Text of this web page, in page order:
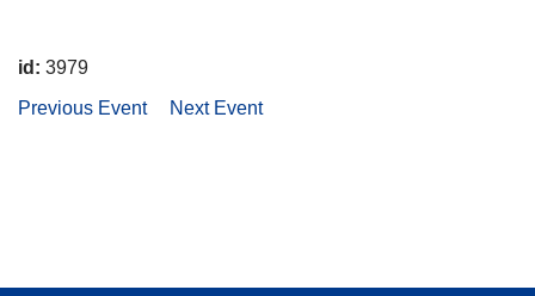
id: 3979
Previous Event
Next Event